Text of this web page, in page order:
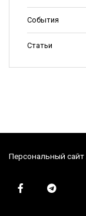
События
Статьи
Персональный